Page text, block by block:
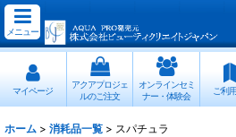
メニュー
マイページ
アクアプロジェ
ルのご注文
オンラインセミ
ナー・体験会
ご利
ホーム > 消耗品一覧 > スパチュラ